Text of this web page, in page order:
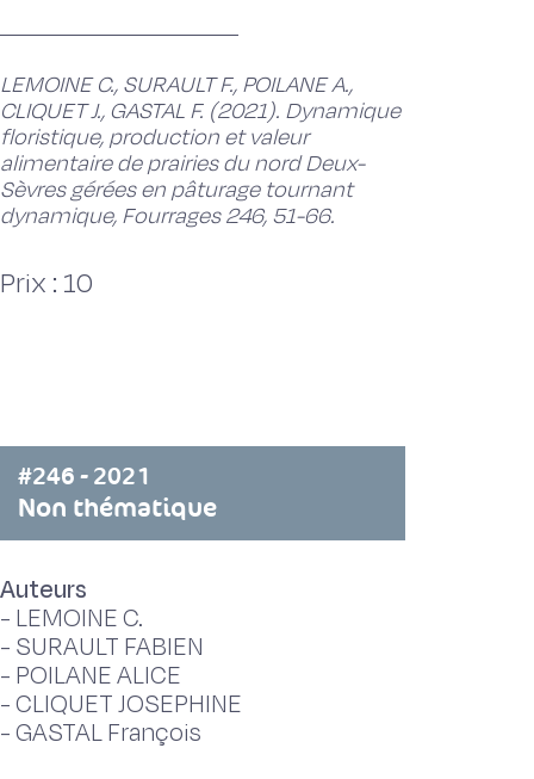
LEMOINE C., SURAULT F., POILANE A.,
CLIQUET J., GASTAL F. (2021). Dynamique
floristique, production et valeur
alimentaire de prairies du nord Deux-
Sèvres gérées en pâturage tournant
dynamique, Fourrages 246, 51-66.
Prix : 10
#246 - 2021
Non thématique
Auteurs
- LEMOINE C.
- SURAULT FABIEN
- POILANE ALICE
-CLIQUET JOSEPHINE
-GASTAL François